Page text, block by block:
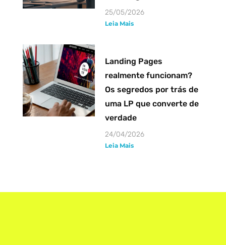
25/05/2026
Leia Mais
Landing Pages
realmente funcionam?
Os segredos por trás de
uma LP que converte de
verdade
24/04/2026
Leia Mais